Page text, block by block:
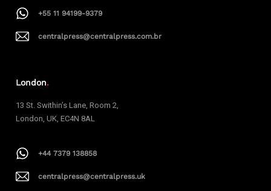
+55 11 94199-9379
centralpress@centralpress.com.br
London.
13 St. Swithin’s Lane, Room 2,
London, UK, EC4N 8AL
+44 7379 138858
centralpress@centralpress.uk